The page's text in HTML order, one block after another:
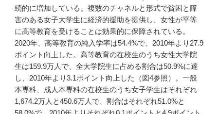
続的に増加している。複数のチャネルと形式で貧困と障
害のある女子大学生に経済的援助を提供し、女性が平等
に高等教育を受けることは効果的に保障されている。
2020年、高等教育の純入学率は54.4%で、2010年より27.9
ポイント向上した。高等教育の在校生のうち女性大学院
生は159.9万人で、全大学院生に占める割合は50.9%に達
し、2010年より3.1ポイント向上した（図4参照）。一般
本専科、成人本専科の在校生のうち女子学生はそれぞれ
1,674.2万人と450.6万人で、割合はそれぞれ51.0%と